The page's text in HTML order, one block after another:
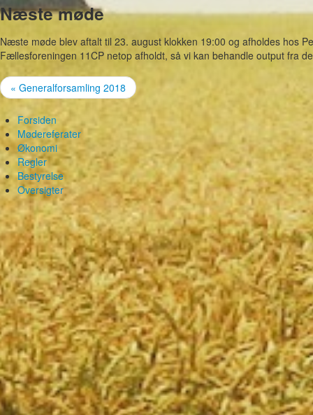
Næste møde
Næste møde blev aftalt til 23. august klokken 19:00 og afholdes hos
Fællesforeningen 11CP netop afholdt, så vi kan behandle output fra
« Generalforsamling 2018
Forsiden
Mødereferater
Økonomi
Regler
Bestyrelse
Oversigter